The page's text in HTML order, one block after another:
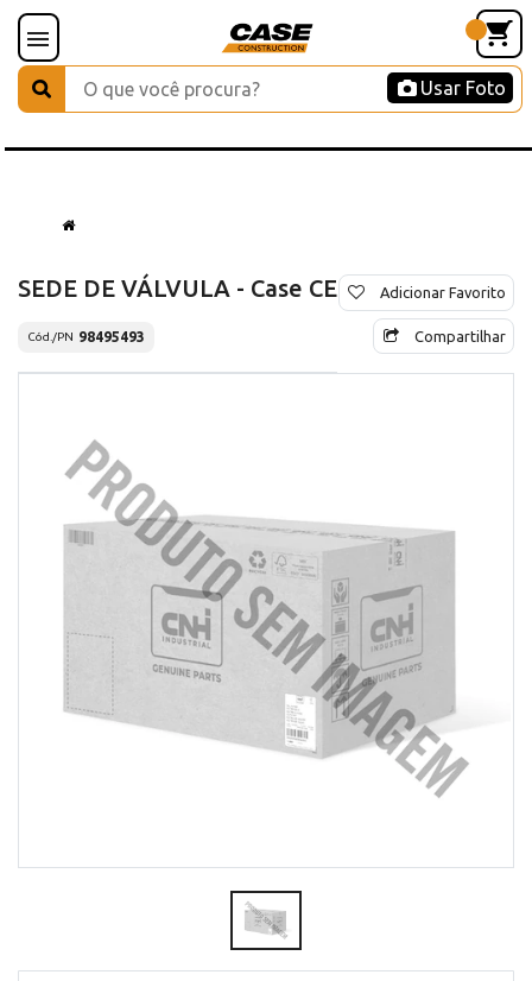
Usar Foto
SEDE DE VÁLVULA - Case CE
Cód./PN 98495493
Adicionar Favorito
Compartilhar